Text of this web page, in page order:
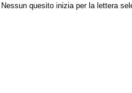
Nessun quesito inizia per la lettera